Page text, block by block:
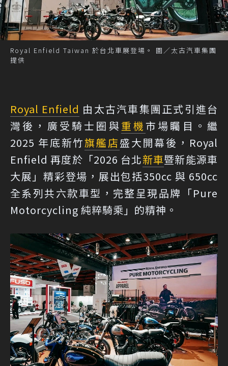
Royal Enfield Taiwan 於台北車展登場。 圖／太古汽車集團
提供
Royal Enfield 由太古汽車集團正式引進台
灣後，廣受騎士圈與重機市場矚目。繼
2025 年底新竹旗艦店盛大開幕後，Royal
Enfield 再度於「2026 台北新車暨新能源車
大展」精彩登場，展出包括350cc 與 650cc
全系列共六款車型，完整呈現品牌「Pure
Motorcycling 純粹騎乘」的精神。